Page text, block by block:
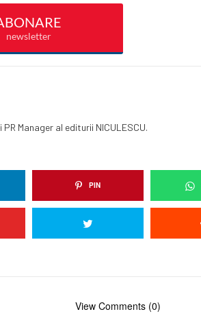
Manager al editurii NICULESCU.
PIN
View Comments (0)